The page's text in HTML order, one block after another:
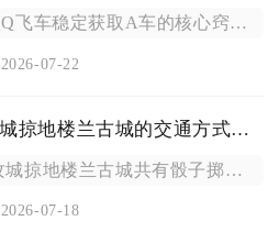
QQ飞车稳定获取A车的核心窍门分为四类：零氪长期活动兑换、点...
2026-07-22
攻城掠地楼兰古城的交通方式有哪些
攻城掠地楼兰古城共有骰子掷点基础通行、整点骰子补充通行、金币...
2026-07-18